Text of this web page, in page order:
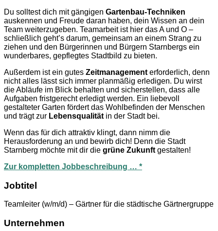
Du solltest dich mit gängigen Gartenbau-Techniken
auskennen und Freude daran haben, dein Wissen an dein
Team weiterzugeben. Teamarbeit ist hier das A und O –
schließlich geht’s darum, gemeinsam an einem Strang zu
ziehen und den Bürgerinnen und Bürgern Starnbergs ein
wunderbares, gepflegtes Stadtbild zu bieten.
Außerdem ist ein gutes Zeitmanagement erforderlich, denn
nicht alles lässt sich immer planmäßig erledigen. Du wirst
die Abläufe im Blick behalten und sicherstellen, dass alle
Aufgaben fristgerecht erledigt werden. Ein liebevoll
gestalteter Garten fördert das Wohlbefinden der Menschen
und trägt zur Lebensqualität in der Stadt bei.
Wenn das für dich attraktiv klingt, dann nimm die
Herausforderung an und bewirb dich! Denn die Stadt
Starnberg möchte mit dir die grüne Zukunft gestalten!
Zur kompletten Jobbeschreibung … *
Jobtitel
Teamleiter (w/m/d) – Gärtner für die städtische Gärtnergruppe
Unternehmen